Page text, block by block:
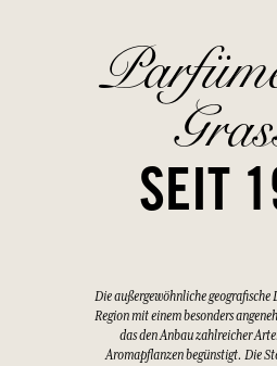
SEIT
Die außergewöhnliche geografische
Region mit einem besonders
das den Anbau zahlreicher
Aromapflanzen begünstigt. Die